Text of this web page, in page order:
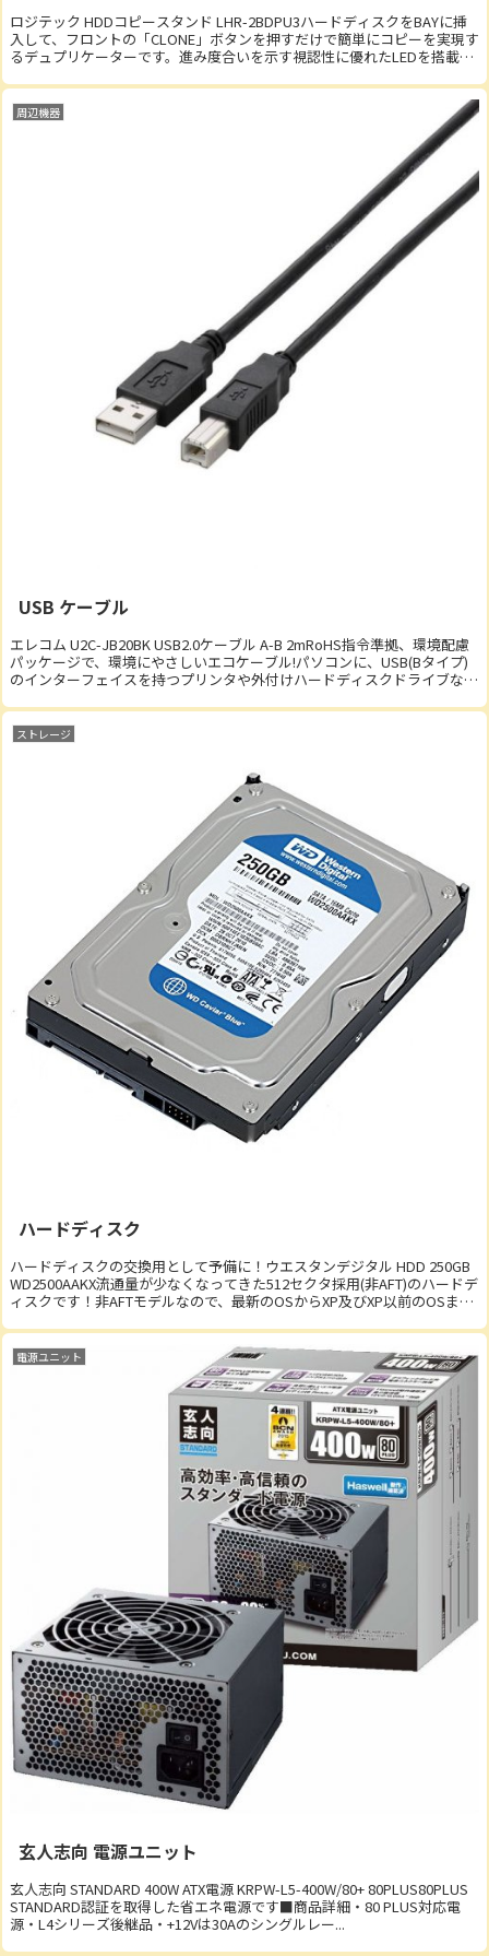
ロジテック HDDコピースタンド LHR-2BDPU3ハードディスクをBAYに挿
入して、フロントの「CLONE」ボタンを押すだけで簡単にコピーを実現す
るデュプリケーターです。進み度合いを示す視認性に優れたLEDを搭載し
周辺機器
USB ケーブル
エレコム U2C-JB20BK USB2.0ケーブル A-B 2mRoHS指令準拠、環境配慮
パッケージで、環境にやさしいエコケーブル!パソコンに、USB(Bタイプ)
のインターフェイスを持つプリンタや外付けハードディスクドライブなど
ストレージ
ハードディスク
ハードディスクの交換用として予備に！ウエスタンデジタル HDD 250GB
WD2500AAKX流通量が少なくなってきた512セクタ採用(非AFT)のハードデ
ィスクです！非AFTモデルなので、最新のOSからXP及びXP以前のOSま
電源ユニット
玄人志向 電源ユニット
玄人志向 STANDARD 400W ATX電源 KRPW-L5-400W/80+ 80PLUS80PLUS
STANDARD認証を取得した省エネ電源です■商品詳細・80 PLUS対応電
源・L4シリーズ後継品・+12Vは30Aのシングルレー...